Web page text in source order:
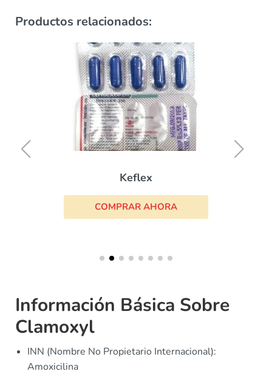
Productos relacionados:
Keflex
COMPRAR AHORA
Información Básica Sobre
Clamoxyl
INN (Nombre No Propietario Internacional):
Amoxicilina